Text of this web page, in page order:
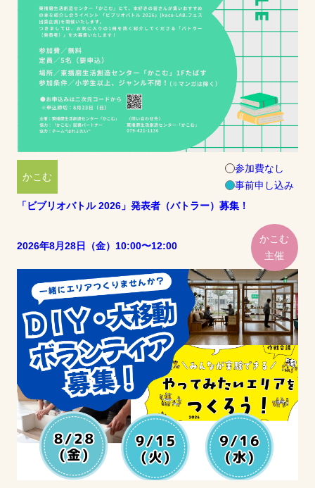
かこむ
参加費なし
事前申し込み
「ビブリオバトル 2026」発表者（バトラー）募集！
2026年8月28日（金）10:00〜12:00
かこむ
主催